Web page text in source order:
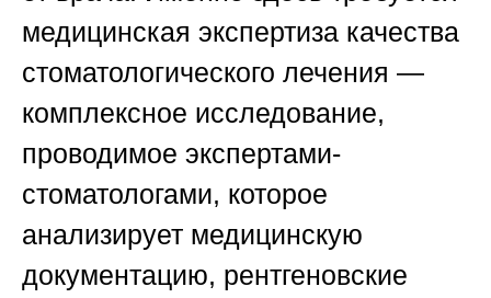
медицинская экспертиза качества
стоматологического лечения —
комплексное исследование,
проводимое экспертами-
стоматологами, которое
анализирует медицинскую
документацию, рентгеновские